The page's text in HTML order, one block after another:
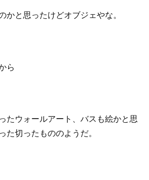
かと思ったけどオブジェやな。
ら
たウォールアート、バスも絵かと思
た切ったもののようだ。